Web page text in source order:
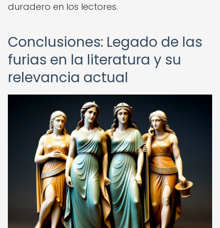
duradero en los lectores.
Conclusiones: Legado de las
furias en la literatura y su
relevancia actual